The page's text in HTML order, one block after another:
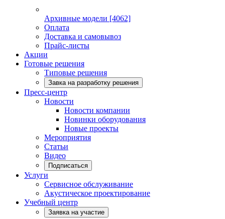
Архивные модели [4062]
Оплата
Доставка и самовывоз
Прайс-листы
Акции
Готовые решения
Типовые решения
Завка на разработку решения
Пресс-центр
Новости
Новости компании
Новинки оборудования
Новые проекты
Мероприятия
Статьи
Видео
Подписаться
Услуги
Сервисное обслуживание
Акустическое проектирование
Учебный центр
Заявка на участие